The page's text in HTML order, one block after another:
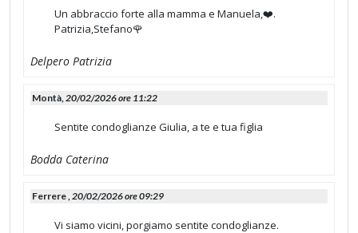
Un abbraccio forte alla mamma e Manuela,❤️.
Patrizia,Stefano🌹
Delpero Patrizia
Montà,20/02/2026 ore 11:22
Sentite condoglianze Giulia, a te e tua figlia
Bodda Caterina
Ferrere ,20/02/2026 ore 09:29
Vi siamo vicini, porgiamo sentite condoglianze.